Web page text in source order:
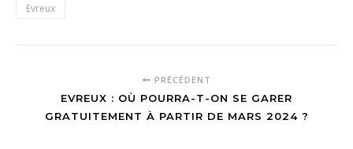
Evreux
PRÉCÉDENT
EVREUX : OÙ POURRA-T-ON SE GARER
GRATUITEMENT À PARTIR DE MARS 2024 ?